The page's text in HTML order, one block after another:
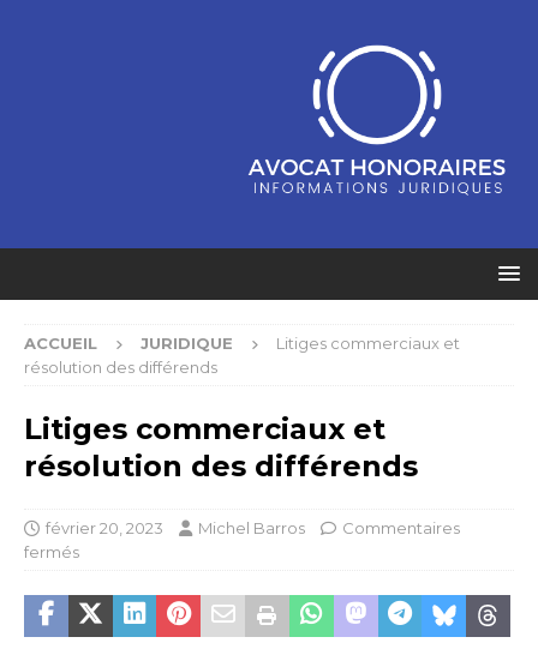
ACCUEIL JURIDIQUE
Litiges commerciaux et
résolution des différends
Litiges commerciaux et
résolution des différends
février 20, 2023 Michel Barros
Commentaires
fermés